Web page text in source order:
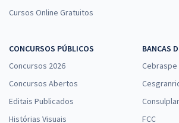
Cursos Online Gratuitos
CONCURSOS PÚBLICOS
Concursos 2026
Concursos Abertos
Editais Publicados
Histórias Visuais
BANCAS
Cebraspe
FCC